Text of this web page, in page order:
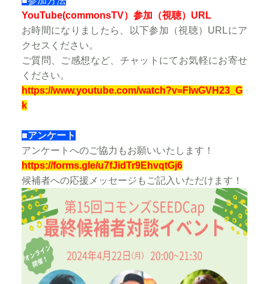
YouTube(commonsTV）参加（視聴）URL
お時間になりましたら、以下参加（視聴）URLにア
クセスください。
ご質問、ご感想など、チャットにてお気軽にお寄せ
ください。
https://www.youtube.com/watch?v=FIwGVH23_G
k
■アンケート
アンケートへのご協力もお願いいたします！
https://forms.gle/u7fJidTr9EhvqtGj6
候補者への応援メッセージもご記入いただけます！